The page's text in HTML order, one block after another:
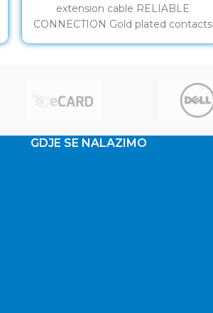
extension cable RELIABLE
CONNECTION Gold plated contacts
GDJE SE NALAZIMO